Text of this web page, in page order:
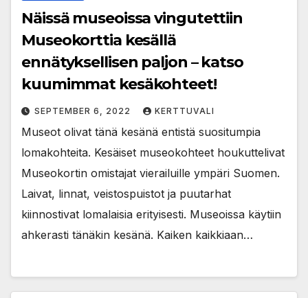
Näissä museoissa vingutettiin
Museokorttia kesällä
ennätyksellisen paljon – katso
kuumimmat kesäkohteet!
SEPTEMBER 6, 2022 KERTTUVALI
Museot olivat tänä kesänä entistä suositumpia
lomakohteita. Kesäiset museokohteet houkuttelivat
Museokortin omistajat vierailuille ympäri Suomen.
Laivat, linnat, veistospuistot ja puutarhat
kiinnostivat lomalaisia erityisesti. Museoissa käytiin
ahkerasti tänäkin kesänä. Kaiken kaikkiaan…